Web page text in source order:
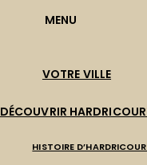
MENU
VOTRE VILLE
DÉCOUVRIR
HISTOIRE